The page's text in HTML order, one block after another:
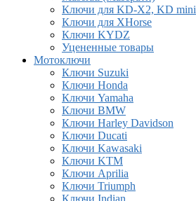
Ключи для KD-X2, KD mini
Ключи для XHorse
Ключи KYDZ
Уцененные товары
Мотоключи
Ключи Suzuki
Ключи Honda
Ключи Yamaha
Ключи BMW
Ключи Harley Davidson
Ключи Ducati
Ключи Kawasaki
Ключи KTM
Ключи Aprilia
Ключи Triumph
Ключи Indian